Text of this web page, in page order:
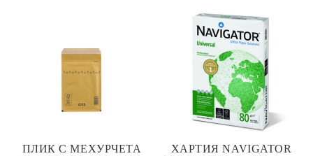
ПЛИК С МЕХУРЧЕТА
ХАРТИЯ NAVIGATOR